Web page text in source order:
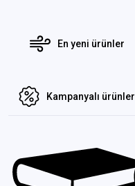
En yeni ürünler
Kampanyalı ürünler